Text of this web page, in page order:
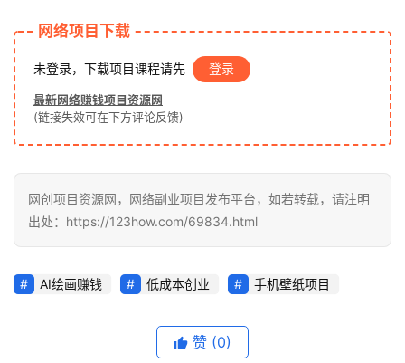
创
业
网
网络项目下载
未登录，下载项目课程请先 登录
最新网络赚钱项目资源网
(链接失效可在下方评论反馈)
网创项目资源网，网络副业项目发布平台，如若转载，请注明
出处：https://123how.com/69834.html
AI绘画赚钱 低成本创业 手机壁纸项目
赞 (0)